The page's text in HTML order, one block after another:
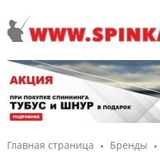
Главная страница Бренды